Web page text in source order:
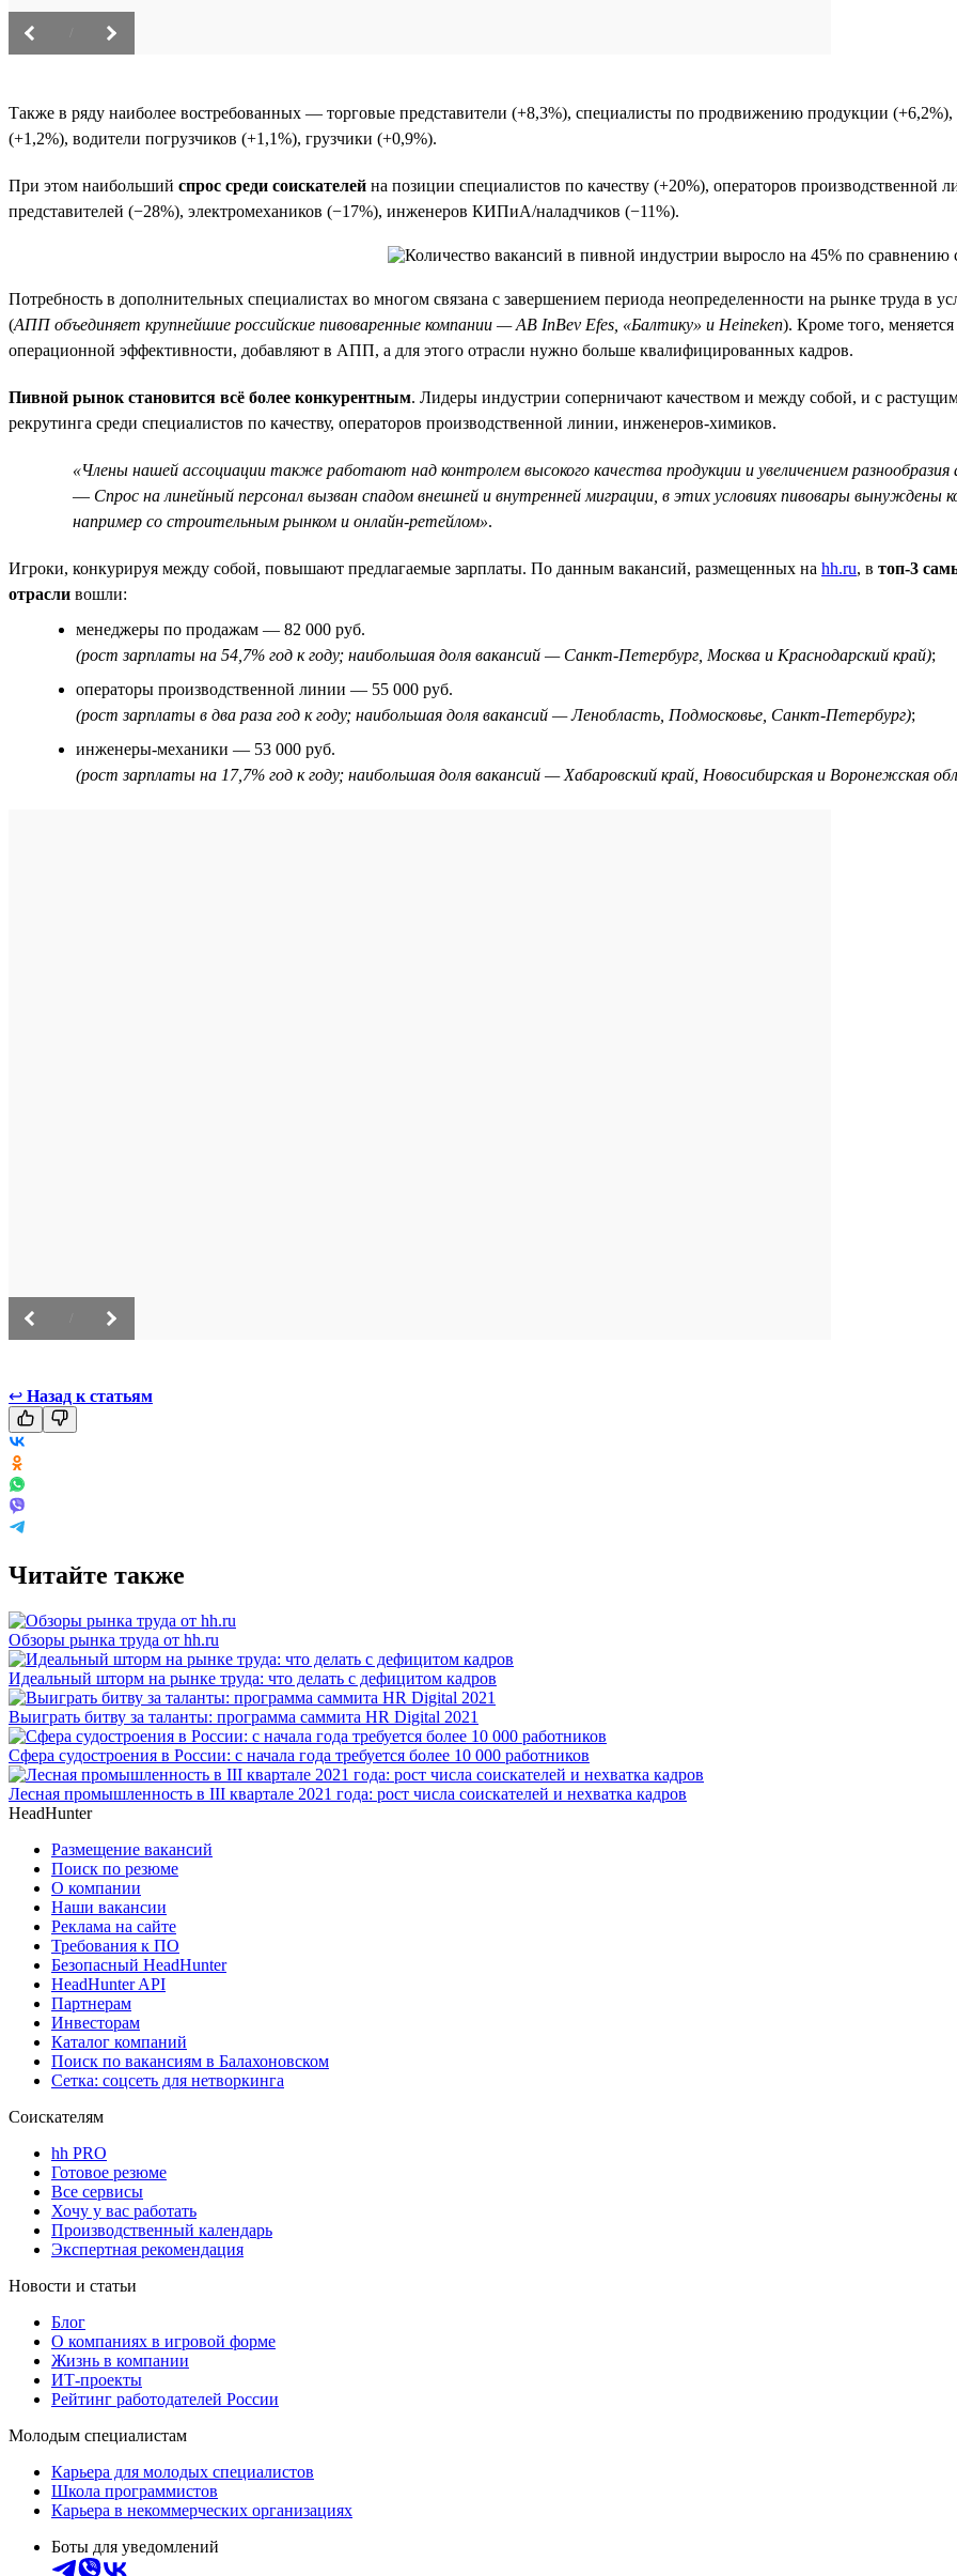
Также в ряду наиболее востребованных — торговые представители (+8,3%), специалисты по продвижению продукции
(+1,2%), водители погрузчиков (+1,1%), грузчики (+0,9%).
При этом наибольший спрос среди соискателей на позиции специалистов по качеству (+20%), операторов
представителей (−28%), электромехаников (−17%), инженеров КИПиА/наладчиков (−11%).
Потребность в дополнительных специалистах во многом связана с завершением периода неопределенности на рынке труда в
(АПП объединяет крупнейшие российские пивоваренные компании — AB InBev Efes, «Балтику» и Heineken). Кроме того,
операционной эффективности, добавляют в АПП, а для этого отрасли нужно больше квалифицированных кадров.
Пивной рынок становится всё более конкурентным. Лидеры индустрии соперничают качеством и между собой, и с
рекрутинга среди специалистов по качеству, операторов производственной линии, инженеров-химиков.
«Члены нашей ассоциации также работают над контролем высокого качества продукции и увеличением разнообразия
— Спрос на линейный персонал вызван спадом внешней и внутренней миграции, в этих условиях пивовары вынуждены
например со строительным рынком и онлайн-ретейлом».
Игроки, конкурируя между собой, повышают предлагаемые зарплаты. По данным вакансий, размещенных на hh.ru, в топ-3
отрасли вошли:
менеджеры по продажам — 82 000 руб.
(рост зарплаты на 54,7% год к году; наибольшая доля вакансий — Санкт-Петербург, Москва и Краснодарский край);
операторы производственной линии — 55 000 руб.
(рост зарплаты в два раза год к году; наибольшая доля вакансий — Ленобласть, Подмосковье, Санкт-Петербург);
инженеры-механики — 53 000 руб.
(рост зарплаты на 17,7% год к году; наибольшая доля вакансий — Хабаровский край, Новосибирская и Воронежская
↩ Назад к статьям
Читайте также
Обзоры рынка труда от hh.ru
Идеальный шторм на рынке труда: что делать с дефицитом кадров
Выиграть битву за таланты: программа саммита HR Digital 2021
Сфера судостроения в России: с начала года требуется более 10 000 работников
Лесная промышленность в III квартале 2021 года: рост числа соискателей и нехватка кадров
HeadHunter
Размещение вакансий
Поиск по резюме
О компании
Наши вакансии
Реклама на сайте
Требования к ПО
Безопасный HeadHunter
HeadHunter API
Партнерам
Инвесторам
Каталог компаний
Поиск по вакансиям в Балахоновском
Сетка: соцсеть для нетворкинга
Соискателям
hh PRO
Готовое резюме
Все сервисы
Хочу у вас работать
Производственный календарь
Экспертная рекомендация
Новости и статьи
Блог
О компаниях в игровой форме
Жизнь в компании
ИТ-проекты
Рейтинг работодателей России
Молодым специалистам
Карьера для молодых специалистов
Школа программистов
Карьера в некоммерческих организациях
Боты для уведомлений